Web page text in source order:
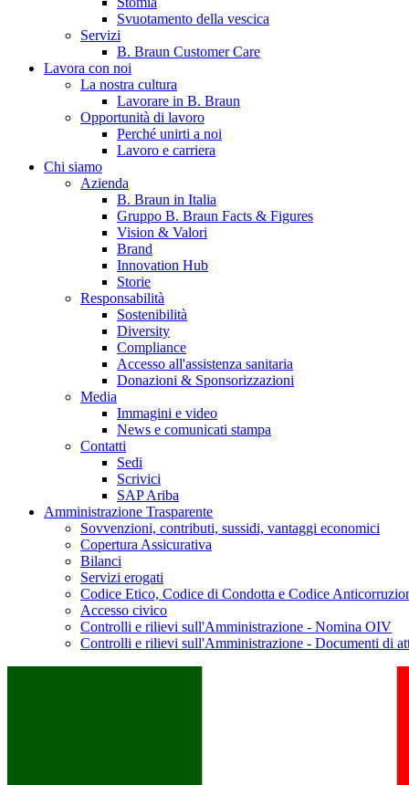
Catalogo prodotti
Trova il prodotto che stai cercando. Visita il catalogo B. Braun
Contatti
Hai domande o richieste? Scrivici per entrare subito in contatto
Svuotamento della vescica
Servizi
B. Braun Customer Care
Lavora con noi
La nostra cultura
Lavorare in B. Braun
Opportunità di lavoro
Perché unirti a noi
Lavoro e carriera
Chi siamo
Azienda
B. Braun in Italia
Gruppo B. Braun Facts & Figures
Vision & Valori
Brand
Innovation Hub
Storie
Responsabilità
Sostenibilità
Diversity
Compliance
Accesso all'assistenza sanitaria
Donazioni & Sponsorizzazioni
Media
Immagini e video
News e comunicati stampa
Contatti
Sedi
Scrivici
SAP Ariba
Amministrazione Trasparente
Sovvenzioni, contributi, sussidi, vantaggi economici
Copertura Assicurativa
Bilanci
Servizi erogati
Codice Etico, Codice di Condotta e Codice
Accesso civico
Controlli e rilievi sull'Amministrazione - Nomina OIV
Controlli e rilievi sull'Amministrazione - Documenti di